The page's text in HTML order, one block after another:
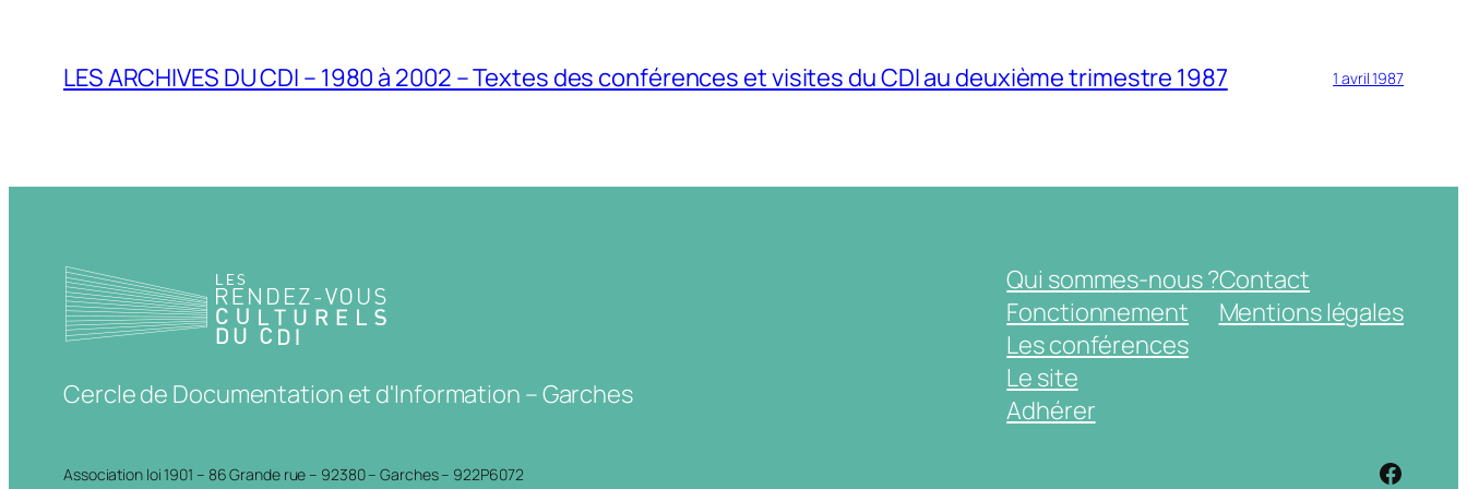
LES ARCHIVES DU CDI – 1980 à 2002 – Textes des conférences et visites du CDI au deuxième trimestre 1987 1 avril 1987
Cercle de Documentation et d'Information – Garches
Qui sommes-nous ?
Fonctionnement
Les conférences
Le site
Adhérer
Contact
Mentions légales
Association loi 1901 – 86 Grande rue – 92380 – Garches – 922P6072